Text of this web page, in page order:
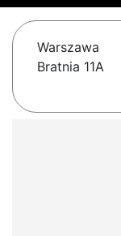
Warszawa
Bratnia 11A